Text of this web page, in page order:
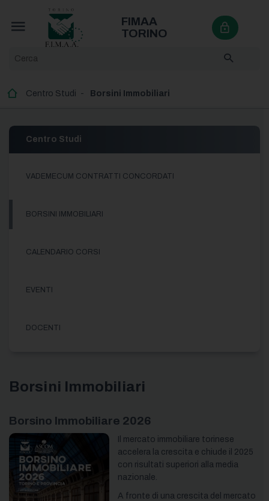
FIMAA
TORINO
Centro Studi Borsini Immobiliari
Centro Studi
VADEMECUM CONTRATTI CONCORDATI
BORSINI IMMOBILIARI
CALENDARIO CORSI
EVENTI
DOCENTI
Borsini Immobiliari
Borsino Immobiliare 2026
Il mercato immobiliare torinese
accelera la crescita e chiude il 2025
con risultati superiori alla media
nazionale.
A fronte di una crescita del mercato